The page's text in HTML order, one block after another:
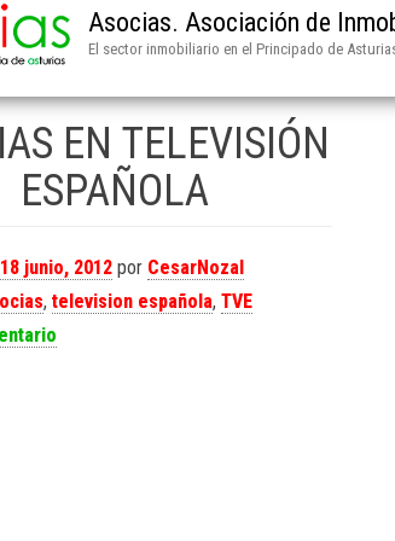
Asocias. Asociación de
El sector inmobiliario en el Principado de
EN TELEVISIÓN
ESPAÑOLA
18 junio, 2012 por CesarNozal
, television española, TVE